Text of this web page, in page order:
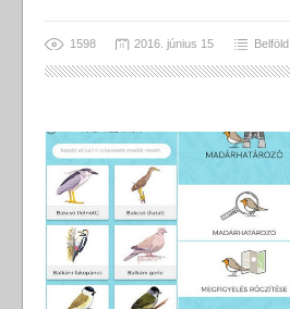
1598 2016. június 15 Belföld